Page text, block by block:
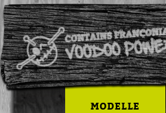
MODELLE